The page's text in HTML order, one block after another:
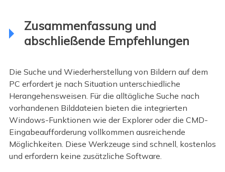
Zusammenfassung und
abschließende Empfehlungen
Die Suche und Wiederherstellung von Bildern auf dem
PC erfordert je nach Situation unterschiedliche
Herangehensweisen. Für die alltägliche Suche nach
vorhandenen Bilddateien bieten die integrierten
Windows-Funktionen wie der Explorer oder die CMD-
Eingabeaufforderung vollkommen ausreichende
Möglichkeiten. Diese Werkzeuge sind schnell, kostenlos
und erfordern keine zusätzliche Software.